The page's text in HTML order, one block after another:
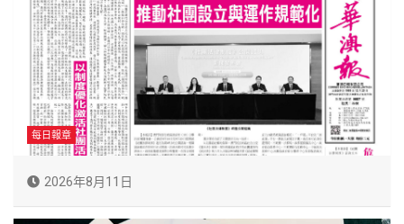
每日報章
2026年8月11日